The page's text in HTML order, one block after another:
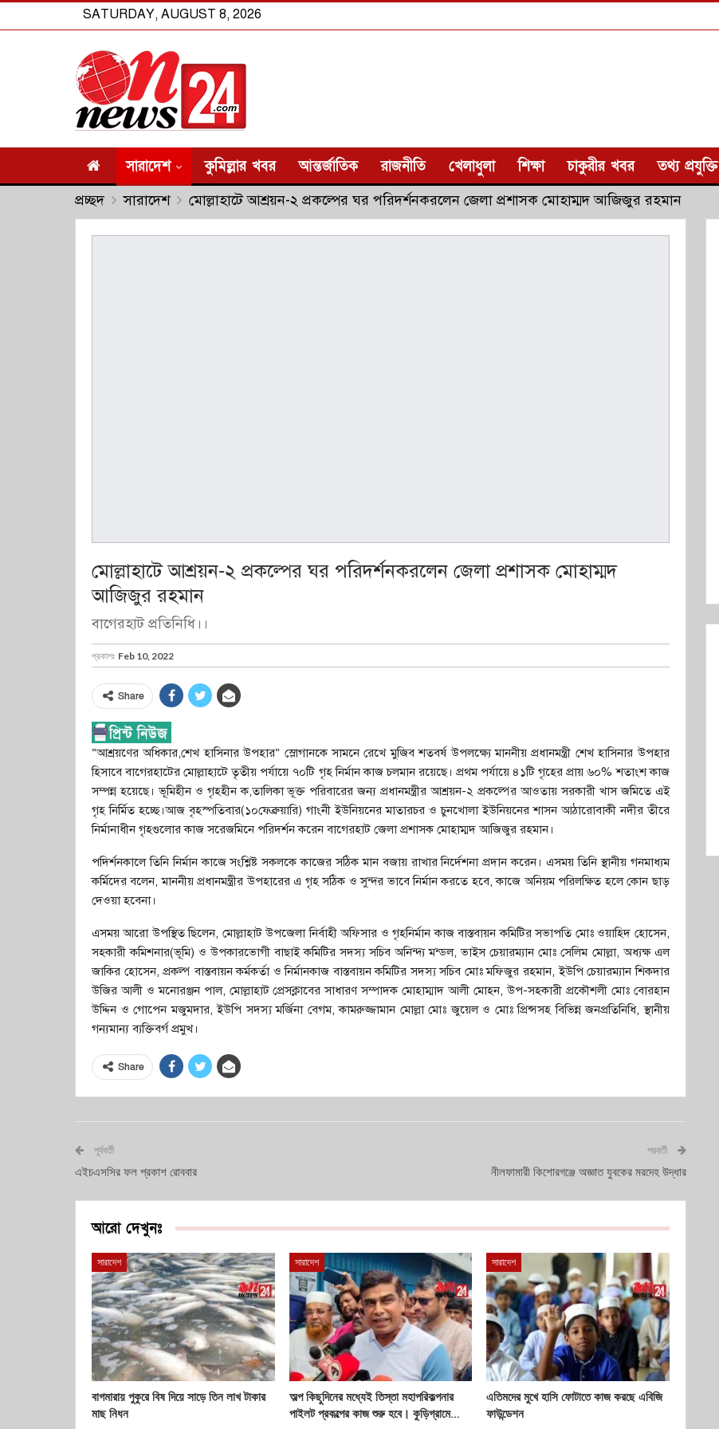
SATURDAY, AUGUST 8, 2026
সারাদেশ কুমিল্লার খবর আন্তর্জাতিক রাজনীতি খেলাধুলা শিক্ষা চাকুরীর খবর তথ্য প্রযুক্তি
প্রচ্ছদ সারাদেশ মোল্লাহাটে আশ্রয়ন-২ প্রকল্পের ঘর পরিদর্শনকরলেন জেলা প্রশাসক মোহাম্মদ আজিজুর রহমান
মোল্লাহাটে আশ্রয়ন-২ প্রকল্পের ঘর পরিদর্শনকরলেন জেলা প্রশাসক মোহাম্মদ
আজিজুর রহমান
বাগেরহাট প্রতিনিধি।।
প্রকাশঃ Feb 10, 2022
Share
“আশ্রয়ণের অধিকার,শেখ হাসিনার উপহার” স্লোগানকে সামনে রেখে মুজিব শতবর্ষ উপলক্ষ্যে মাননীয় প্রধানমন্ত্রী শেখ হাসিনার উপহার
হিসাবে বাগেরহাটের মোল্লাহাটে তৃতীয় পর্যায়ে ৭০টি গৃহ নির্মান কাজ চলমান রয়েছে। প্রথম পর্যায়ে ৪১টি গৃহের প্রায় ৬০% শতাংশ কাজ
সম্পন্ন হয়েছে। ভূমিহীন ও গৃহহীন ক,তালিকা ভূক্ত পরিবারের জন্য প্রধানমন্ত্রীর আশ্রয়ন-২ প্রকল্পের আওতায় সরকারী খাস জমিতে এই
গৃহ নির্মিত হচ্ছে।আজ বৃহস্পতিবার(১০ফেব্রুয়ারি) গাংনী ইউনিয়নের মাতারচর ও চুনখোলা ইউনিয়নের শাসন আঠারোবাকী নদীর তীরে
নির্মানাধীন গৃহগুলোর কাজ সরেজমিনে পরিদর্শন করেন বাগেরহাট জেলা প্রশাসক মোহাম্মদ আজিজুর রহমান।
পদির্শনকালে তিনি নির্মান কাজে সংশ্লিষ্ট সকলকে কাজের সঠিক মান বজায় রাখার নির্দেশনা প্রদান করেন। এসময় তিনি স্থানীয় গনমাধ্যম
কর্মিদের বলেন, মাননীয় প্রধানমন্ত্রীর উপহারের এ গৃহ সঠিক ও সুন্দর ভাবে নির্মান করতে হবে, কাজে অনিয়ম পরিলক্ষিত হলে কোন ছাড়
দেওয়া হবেনা।
এসময় আরো উপস্থিত ছিলেন, মোল্লাহাট উপজেলা নির্বাহী অফিসার ও গৃহনির্মান কাজ বাস্তবায়ন কমিটির সভাপতি মোঃ ওয়াহিদ হোসেন,
সহকারী কমিশনার(ভূমি) ও উপকারভোগী বাছাই কমিটির সদস্য সচিব অনিন্দ্য মন্ডল, ভাইস চেয়ারম্যান মোঃ সেলিম মোল্লা, অধ্যক্ষ এল
জাকির হোসেন, প্রকল্প বাস্তবায়ন কর্মকর্তা ও নির্মানকাজ বাস্তবায়ন কমিটির সদস্য সচিব মোঃ মফিজুর রহমান, ইউপি চেয়ারম্যান শিকদার
উজির আলী ও মনোরঞ্জন পাল, মোল্লাহাট প্রেসক্লাবের সাধারণ সম্পাদক মোহাম্মাদ আলী মোহন, উপ-সহকারী প্রকৌশলী মোঃ বোরহান
উদ্দিন ও গোপেন মজুমদার, ইউপি সদস্য মর্জিনা বেগম, কামরুজ্জামান মোল্লা মোঃ জুয়েল ও মোঃ প্রিন্সসহ বিভিন্ন জনপ্রতিনিধি, স্থানীয়
গন্যমান্য ব্যক্তিবর্গ প্রমুখ।
Share
পূর্ববর্তী
এইচএসসির ফল প্রকাশ রোববার
পরবর্তী
নীলফামারী কিশোরগঞ্জে অজ্ঞাত যুবকের মরদেহ উদ্ধার
আরো দেখুনঃ
সারাদেশ
বাগমারায় পুকুরে বিষ দিয়ে সাড়ে তিন লাখ টাকার
মাছ নিধন
সারাদেশ
অল্প কিছুদিনের মধ্যেই তিস্তা মহাপরিকল্পনার
পাইলট প্রকল্পের কাজ শুরু হবে। কুড়িগ্রামে…
সারাদেশ
এতিমদের মুখে হাসি ফোটাতে কাজ করছে এবিজি
ফাউন্ডেশন